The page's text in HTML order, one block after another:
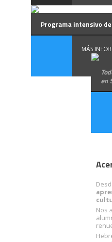
Programa intensivo
MÁS
en
Nos